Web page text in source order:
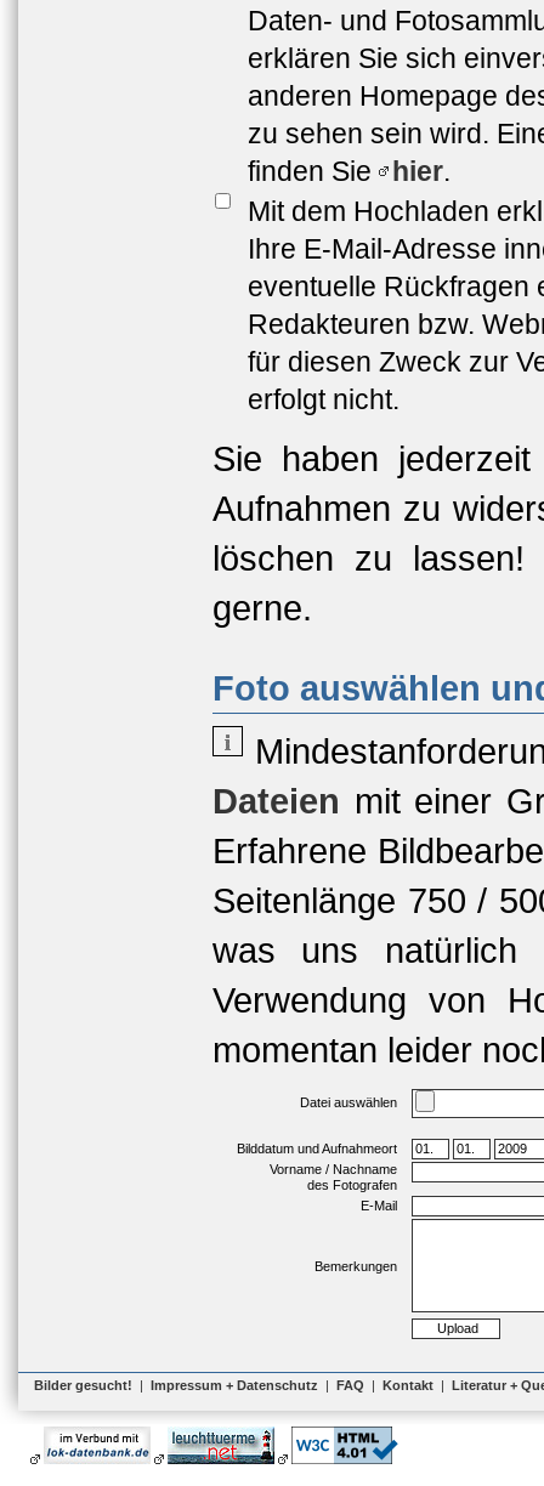
Daten- und
erklären Sie sich
anderen Homepage
zu sehen sein wird.
finden Sie
hier.
Mit dem Hochladen
Ihre E-Mail-Adresse
eventuelle Rückfragen
Redakteuren bzw.
für diesen Zweck zur
erfolgt nicht.
Sie haben
Aufnahmen zu
löschen zu lassen!
gerne.
Foto auswählen
Dateien mit einer
Erfahrene
Seitenlänge 750 /
was uns natürlich
Verwendung von
momentan leider
Datei auswählen
Bilddatum und Aufnahmeort
Vorname / Nachname
des Fotografen
E-Mail
Bemerkungen
Bilder gesucht! | Impressum + Datenschutz | FAQ | Kontakt | Literatur +